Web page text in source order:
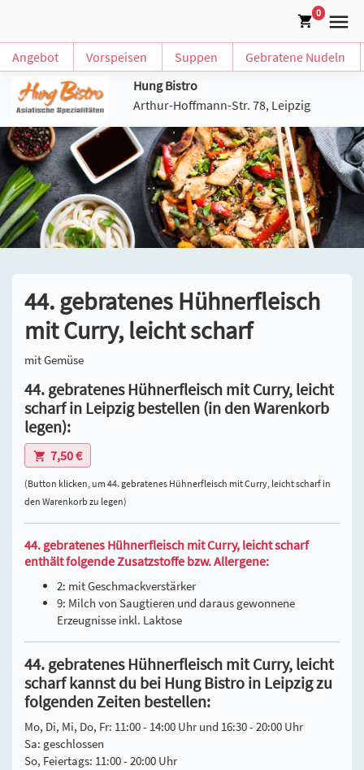
0
Angebot Vorspeisen Suppen
Gebratene Nudeln
Hung Bistro
Arthur-Hoffmann-Str. 78, Leipzig
44. gebratenes Hühnerfleisch
mit Curry, leicht scharf
mit Gemüse
44. gebratenes Hühnerfleisch mit Curry, leicht
scharf in Leipzig bestellen (in den Warenkorb
legen):
7,50 €
(Button klicken, um 44. gebratenes Hühnerfleisch mit Curry, leicht scharf in
den Warenkorb zu legen)
44. gebratenes Hühnerfleisch mit Curry, leicht scharf
enthält folgende Zusatzstoffe bzw. Allergene:
2: mit Geschmackverstärker
9: Milch von Saugtieren und daraus gewonnene
Erzeugnisse inkl. Laktose
44. gebratenes Hühnerfleisch mit Curry, leicht
scharf kannst du bei Hung Bistro in Leipzig zu
folgenden Zeiten bestellen:
Mo, Di, Mi, Do, Fr: 11:00 - 14:00 Uhr und 16:30 - 20:00 Uhr
Sa: geschlossen
So, Feiertags: 11:00 - 20:00 Uhr